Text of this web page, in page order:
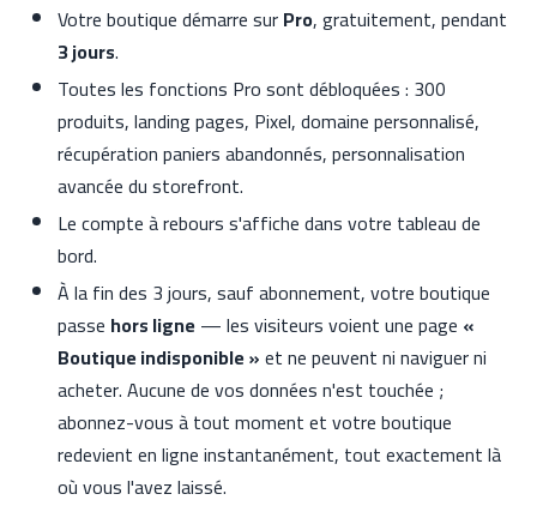
Votre boutique démarre surPro, gratuitement, pendant
3 jours.
Toutes les fonctions Pro sont débloquées : 300
produits, landing pages, Pixel, domaine personnalisé,
récupération paniers abandonnés, personnalisation
avancée du storefront.
Le compte à rebours s'affiche dans votre tableau de
bord.
À la fin des 3 jours, sauf abonnement, votre boutique
passe hors ligne— les visiteurs voient une page «
Boutique indisponible »et ne peuvent ni naviguer ni
acheter. Aucune de vos données n'est touchée ;
abonnez-vous à tout moment et votre boutique
redevient en ligne instantanément, tout exactement là
où vous l'avez laissé.